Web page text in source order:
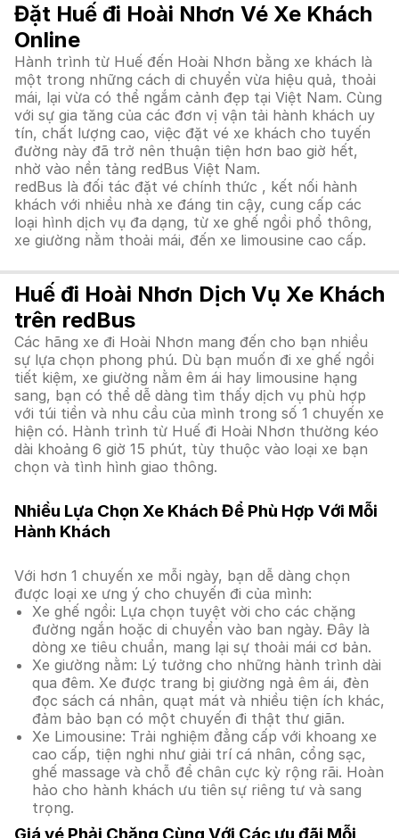
Đặt Huế đi Hoài Nhơn Vé Xe Khách
Online
Hành trình từ Huế đến Hoài Nhơn bằng xe khách là
một trong những cách di chuyển vừa hiệu quả, thoải
mái, lại vừa có thể ngắm cảnh đẹp tại Việt Nam. Cùng
với sự gia tăng của các đơn vị vận tải hành khách uy
tín, chất lượng cao, việc đặt vé xe khách cho tuyến
đường này đã trở nên thuận tiện hơn bao giờ hết,
nhờ vào nền tảng redBus Việt Nam.
redBus là đối tác đặt vé chính thức , kết nối hành
khách với nhiều nhà xe đáng tin cậy, cung cấp các
loại hình dịch vụ đa dạng, từ xe ghế ngồi phổ thông,
xe giường nằm thoải mái, đến xe limousine cao cấp.
Huế đi Hoài Nhơn Dịch Vụ Xe Khách
trên redBus
Các hãng xe đi Hoài Nhơn mang đến cho bạn nhiều
sự lựa chọn phong phú. Dù bạn muốn đi xe ghế ngồi
tiết kiệm, xe giường nằm êm ái hay limousine hạng
sang, bạn có thể dễ dàng tìm thấy dịch vụ phù hợp
với túi tiền và nhu cầu của mình trong số 1 chuyến xe
hiện có. Hành trình từ Huế đi Hoài Nhơn thường kéo
dài khoảng 6 giờ 15 phút, tùy thuộc vào loại xe bạn
chọn và tình hình giao thông.
Nhiều Lựa Chọn Xe Khách Để Phù Hợp Với Mỗi
Hành Khách
Với hơn 1 chuyến xe mỗi ngày, bạn dễ dàng chọn
được loại xe ưng ý cho chuyến đi của mình:
Xe ghế ngồi: Lựa chọn tuyệt vời cho các chặng
đường ngắn hoặc di chuyển vào ban ngày. Đây là
dòng xe tiêu chuẩn, mang lại sự thoải mái cơ bản.
Xe giường nằm: Lý tưởng cho những hành trình dài
qua đêm. Xe được trang bị giường ngả êm ái, đèn
đọc sách cá nhân, quạt mát và nhiều tiện ích khác,
đảm bảo bạn có một chuyến đi thật thư giãn.
Xe Limousine: Trải nghiệm đẳng cấp với khoang xe
cao cấp, tiện nghi như giải trí cá nhân, cổng sạc,
ghế massage và chỗ để chân cực kỳ rộng rãi. Hoàn
hảo cho hành khách ưu tiên sự riêng tư và sang
trọng.